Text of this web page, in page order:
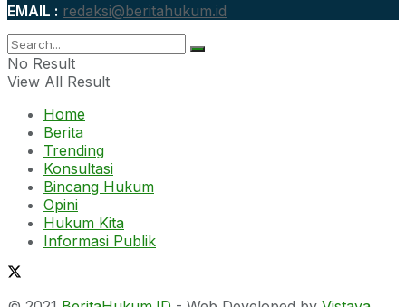
EMAIL : redaksi@beritahukum.id
No Result
View All Result
Home
Berita
Trending
Konsultasi
Bincang Hukum
Opini
Hukum Kita
Informasi Publik